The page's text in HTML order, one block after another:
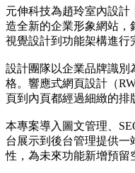
元伸科技為趙玲室內設
造全新的企業形象網站，
視覺設計到功能架構進行
設計團隊以企業品牌識別
格。響應式網頁設計（
頁到內頁都經過細緻的排
本專案導入圖文管理、
台展示到後台管理提供
性，為未來功能新增預留